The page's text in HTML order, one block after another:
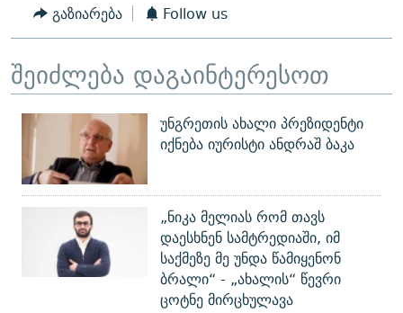
გაზიარება Follow us
შეიძლება დაგაინტერესოთ
უნგრეთის ახალი პრეზიდენტი
იქნება იურისტი ანდრაშ ბაკა
„ნიკა მელიას რომ თავს
დაესხნენ სამტრედიაში, იმ
საქმეზე მე უნდა წამიყენონ
ბრალი“ - „ახალის“ წევრი
ცოტნე მირცხულავა